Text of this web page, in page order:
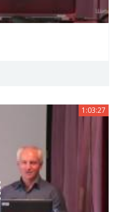
1:03:27